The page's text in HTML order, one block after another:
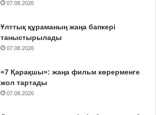
07.08.2026
Ұлттық құраманың жаңа бапкері
таныстырылады
07.08.2026
«7 Қарақшы»: жаңа фильм көрерменге
жол тартады
07.08.2026